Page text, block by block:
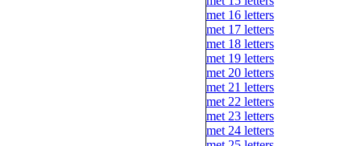
met 16 letters
met 17 letters
met 18 letters
met 19 letters
met 20 letters
met 21 letters
met 22 letters
met 23 letters
met 24 letters